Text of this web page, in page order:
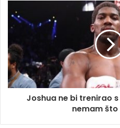
Joshua ne bi trenirao
nemam